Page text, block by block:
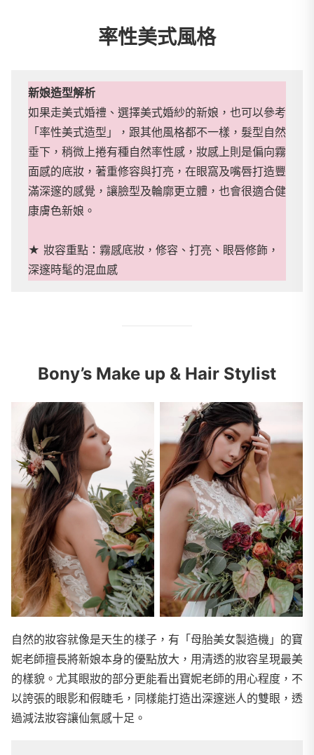
率性美式風格
新娘造型解析
如果走美式婚禮、選擇美式婚紗的新娘，也可以參考
「率性美式造型」，跟其他風格都不一樣，髮型自然
垂下，稍微上捲有種自然率性感，妝感上則是偏向霧
面感的底妝，著重修容與打亮，在眼窩及嘴唇打造豐
滿深邃的感覺，讓臉型及輪廓更立體，也會很適合健
康膚色新娘。
★ 妝容重點：霧感底妝，修容、打亮、眼唇修飾，
深邃時髦的混血感
Bony’s Make up & Hair Stylist
自然的妝容就像是天生的樣子，有「母胎美女製造機」的寶
妮老師擅長將新娘本身的優點放大，用清透的妝容呈現最美
的樣貌。尤其眼妝的部分更能看出寶妮老師的用心程度，不
以誇張的眼影和假睫毛，同樣能打造出深邃迷人的雙眼，透
過減法妝容讓仙氣感十足。